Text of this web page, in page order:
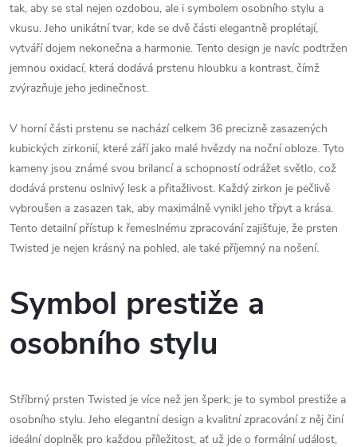
tak, aby se stal nejen ozdobou, ale i symbolem osobního stylu a
vkusu. Jeho unikátní tvar, kde se dvě části elegantně proplétají,
vytváří dojem nekonečna a harmonie. Tento design je navíc podtržen
jemnou oxidací, která dodává prstenu hloubku a kontrast, čímž
zvýrazňuje jeho jedinečnost.
V horní části prstenu se nachází celkem 36 precizně zasazených
kubických zirkonií, které září jako malé hvězdy na noční obloze. Tyto
kameny jsou známé svou brilancí a schopností odrážet světlo, což
dodává prstenu oslnivý lesk a přitažlivost. Každý zirkon je pečlivě
vybroušen a zasazen tak, aby maximálně vynikl jeho třpyt a krása.
Tento detailní přístup k řemeslnému zpracování zajišťuje, že prsten
Twisted je nejen krásný na pohled, ale také příjemný na nošení.
Symbol prestiže a
osobního stylu
Stříbrný prsten Twisted je více než jen šperk; je to symbol prestiže a
osobního stylu. Jeho elegantní design a kvalitní zpracování z něj činí
ideální doplněk pro každou příležitost, ať už jde o formální událost,